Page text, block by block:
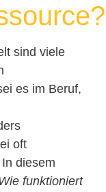
sind viele
es im Beruf,
oft
diesem
funktioniert